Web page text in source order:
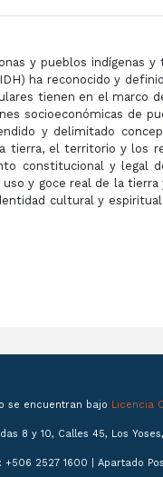
y pueblos indígenas
ha reconocido y
tienen en el marco
socioeconómi­cas de
y deli­mitado
tierra, el territorio y los
constitucional y legal
y goce real de la
cultural y
se encuentran bajo Licencia
8 y 10, Calles 45, Los
+506 2527 1600 | Apartado